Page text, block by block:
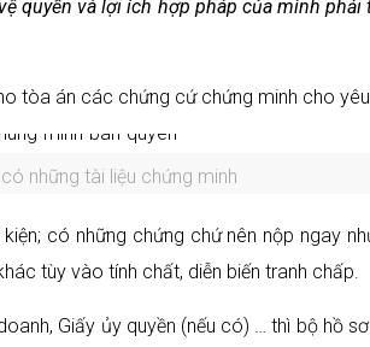
quyền và lợi ích hợp pháp của mình
tòa án các chứng cứ chứng minh cho
những tài liệu chứng minh
có những chứng chứ nên nộp ngay
tùy vào tính chất, diễn biến tranh chấp.
Giấy ủy quyền (nếu có) … thì bộ hồ